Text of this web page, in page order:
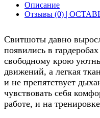
Описание
Отзывы (0) |
Свитшоты давно
появились в
свободному крою
движений, а легкая
и не препятствует
чувствовать себя
работе, и на